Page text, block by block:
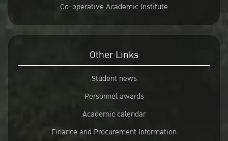
Co-operative Academic Institute
Other Links
Student news
Personnel awards
Academic calendar
Finance and Procurement Information